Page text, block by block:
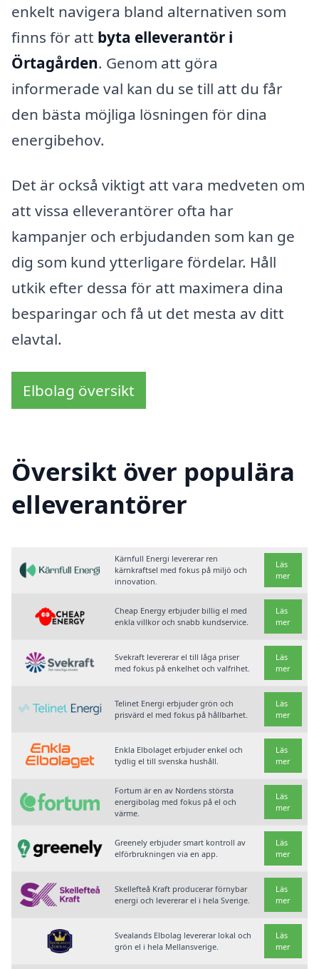
enkelt navigera bland alternativen som
finns för att byta elleverantör i
Örtagården. Genom att göra
informerade val kan du se till att du får
den bästa möjliga lösningen för dina
energibehov.
Det är också viktigt att vara medveten om
att vissa elleverantörer ofta har
kampanjer och erbjudanden som kan ge
dig som kund ytterligare fördelar. Håll
utkik efter dessa för att maximera dina
besparingar och få ut det mesta av ditt
elavtal.
Elbolag översikt
Översikt över populära
elleverantörer
Kärnfull Energi levererar ren
kärnkraftsel med fokus på miljö och
innovation.
Läs
mer
Cheap Energy erbjuder billig el med
enkla villkor och snabb kundservice.
Läs
mer
Svekraft levererar el till låga priser
med fokus på enkelhet och valfrihet.
Läs
mer
Telinet Energi erbjuder grön och
prisvärd el med fokus på hållbarhet.
Läs
mer
Enkla Elbolaget erbjuder enkel och
tydlig el till svenska hushåll.
Läs
mer
Fortum är en av Nordens största
energibolag med fokus på el och
värme.
Läs
mer
Greenely erbjuder smart kontroll av
elförbrukningen via en app.
Läs
mer
Skellefteå Kraft producerar förnybar
energi och levererar el i hela Sverige.
Läs
mer
Svealands Elbolag levererar lokal och
grön el i hela Mellansverige.
Läs
mer